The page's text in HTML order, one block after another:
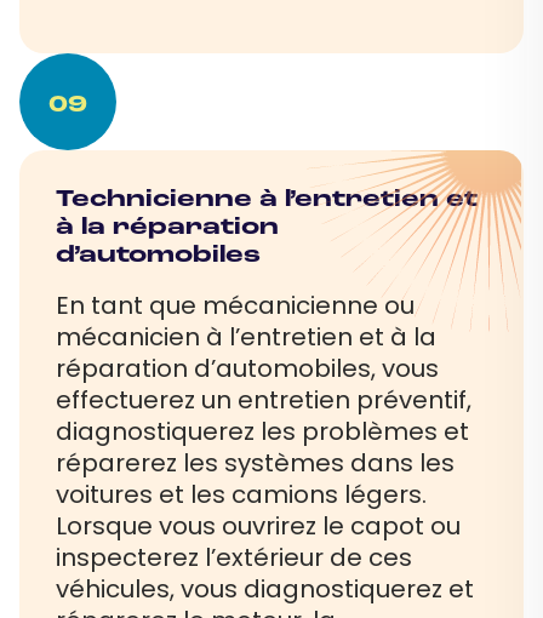
09
Technicienne à l’entretien et
à la réparation
d’automobiles
En tant que mécanicienne ou
mécanicien à l’entretien et à la
réparation d’automobiles, vous
effectuerez un entretien préventif,
diagnostiquerez les problèmes et
réparerez les systèmes dans les
voitures et les camions légers.
Lorsque vous ouvrirez le capot ou
inspecterez l’extérieur de ces
véhicules, vous diagnostiquerez et